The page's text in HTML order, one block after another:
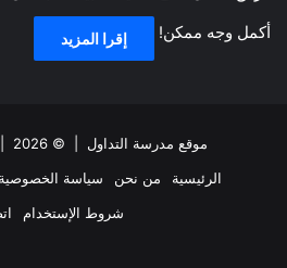
أكمل وجه ممكن! إقرا المزيد
موقع مدرسة التداول | © 2026 | جميع الحقوق محفوظة
الرئيسية
من نحن سياسة الخصوصية
شروط الإستخدام